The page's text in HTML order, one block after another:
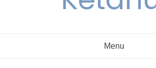
Menu